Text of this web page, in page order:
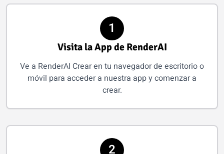
1
Visita la App de RenderAI
Ve a RenderAI Crear en tu navegador de escritorio o
móvil para acceder a nuestra app y comenzar a
crear.
2